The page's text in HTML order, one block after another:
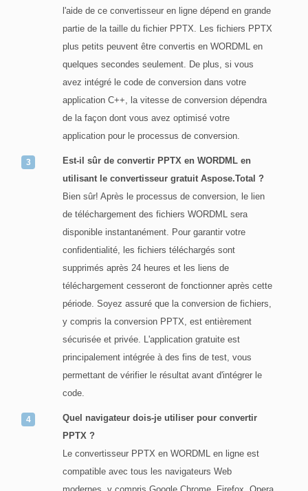
l'aide de ce convertisseur en ligne dépend en grande
partie de la taille du fichier PPTX. Les fichiers PPTX
plus petits peuvent être convertis en WORDML en
quelques secondes seulement. De plus, si vous
avez intégré le code de conversion dans votre
application C++, la vitesse de conversion dépendra
de la façon dont vous avez optimisé votre
application pour le processus de conversion.
Est-il sûr de convertir PPTX en WORDML en
utilisant le convertisseur gratuit Aspose.Total ?
Bien sûr! Après le processus de conversion, le lien
de téléchargement des fichiers WORDML sera
disponible instantanément. Pour garantir votre
confidentialité, les fichiers téléchargés sont
supprimés après 24 heures et les liens de
téléchargement cesseront de fonctionner après cette
période. Soyez assuré que la conversion de fichiers,
y compris la conversion PPTX, est entièrement
sécurisée et privée. L'application gratuite est
principalement intégrée à des fins de test, vous
permettant de vérifier le résultat avant d'intégrer le
code.
Quel navigateur dois-je utiliser pour convertir
PPTX ?
Le convertisseur PPTX en WORDML en ligne est
compatible avec tous les navigateurs Web